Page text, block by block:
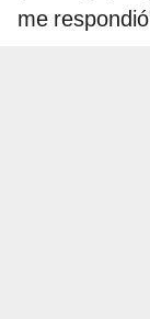
me